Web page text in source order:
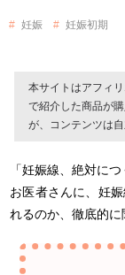
妊娠
妊娠初期
本サイトはアフィ
で紹介した商品が
が、コンテンツは
「妊娠線、絶対に
お医者さんに、妊
れるのか、徹底的に